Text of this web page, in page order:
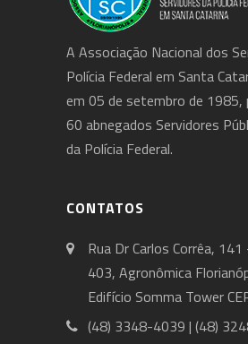
A Associação Nacional dos
Polícia Federal em Santa
em 05 de setembro de 1985,
60 abnegados Servidores
da Polícia Federal.
CONTATOS
Rua Dr Carlos Corrêa,
403, Agronômica
Edifício Somma Tower
(48) 3348-4039 | (48)